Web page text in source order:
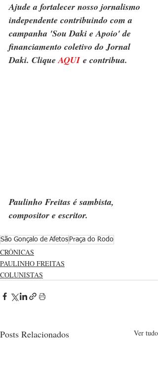
Ajude a fortalecer nosso jornalismo
independente contribuindo com a
campanha 'Sou Daki e Apoio' de
financiamento coletivo do Jornal
Daki. Clique AQUI e contribua.
Paulinho Freitas é sambista,
compositor e escritor.
São Gonçalo de Afetos Praça do Rodo
CRÔNICAS
PAULINHO FREITAS
COLUNISTAS
Posts Relacionados Ver tudo